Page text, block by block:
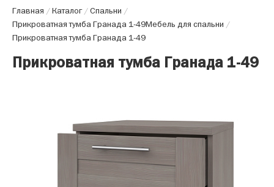
Главная /Каталог/Спальни /
Прикроватная тумба Гранада 1-49Мебель для спальни /
Прикроватная тумба Гранада 1-49
Прикроватная тумба Гранада 1-49